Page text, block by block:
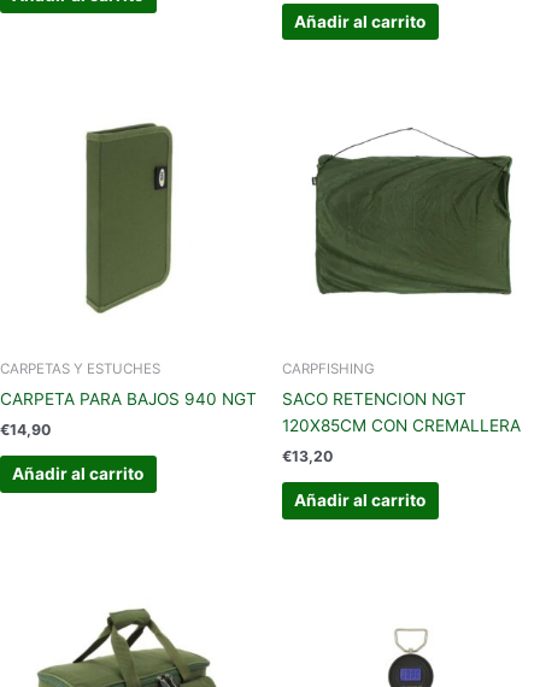
Añadir al carrito
CARPETAS Y ESTUCHES
CARPETA PARA BAJOS 940 NGT
€14,90
Añadir al carrito
CARPFISHING
SACO RETENCION NGT
120X85CM CON CREMALLERA
€13,20
Añadir al carrito